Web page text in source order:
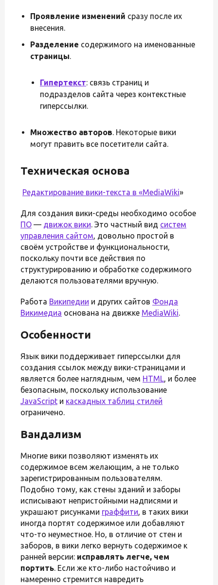
Проявление изменений сразу после их
внесения.
Разделение содержимого на именованные
страницы.
Гипертекст: связь страниц и
подразделов сайта через контекстные
гиперссылки.
Множество авторов. Некоторые вики
могут править все посетители сайта.
Техническая основа
Редактирование вики-текста в «MediaWiki»
Для создания вики-среды необходимо особое
ПО — движок вики. Это частный вид систем
управления сайтом, довольно простой в
своём устройстве и функциональности,
поскольку почти все действия по
структурированию и обработке содержимого
делаются пользователями вручную.
Работа Википедии и других сайтов Фонда
Викимедиа основана на движке MediaWiki.
Особенности
Язык вики поддерживает гиперссылки для
создания ссылок между вики-страницами и
является более наглядным, чем HTML, и более
безопасным, поскольку использование
JavaScript и каскадных таблиц стилей
ограничено.
Вандализм
Многие вики позволяют изменять их
содержимое всем желающим, а не только
зарегистрированным пользователям.
Подобно тому, как стены зданий и заборы
исписывают непристойными надписями и
украшают рисунками граффити, в таких вики
иногда портят содержимое или добавляют
что-то неуместное. Но, в отличие от стен и
заборов, в вики легко вернуть содержимое к
ранней версии: исправлять легче, чем
портить. Если же кто-либо настойчиво и
намеренно стремится навредить